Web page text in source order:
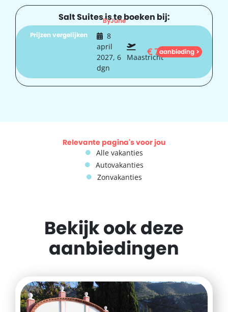
Salt Suites is te boeken bij:
ByJune
Prijzen vergelijken
8
april
2027, 6
dgn
Maastricht
€758
aanbieding >
Relevante pagina's voor jou
Alle vakanties
Autovakanties
Zonvakanties
Bekijk ook deze
aanbiedingen